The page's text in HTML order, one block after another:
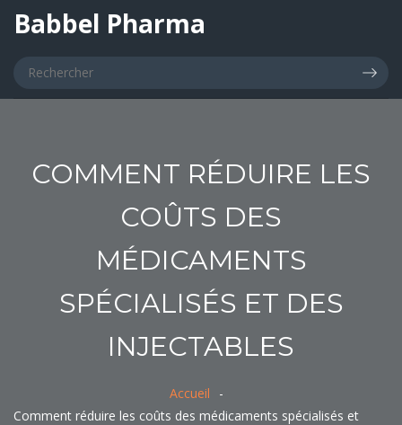
Babbel Pharma
COMMENT RÉDUIRE LES
COÛTS DES
MÉDICAMENTS
SPÉCIALISÉS ET DES
INJECTABLES
Accueil
Comment réduire les coûts des médicaments spécialisés et